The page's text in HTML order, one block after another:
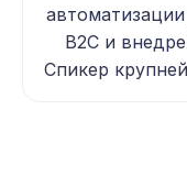
B2C и
Спикер